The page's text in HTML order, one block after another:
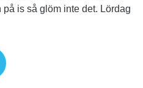
is så glöm inte det. Lördag